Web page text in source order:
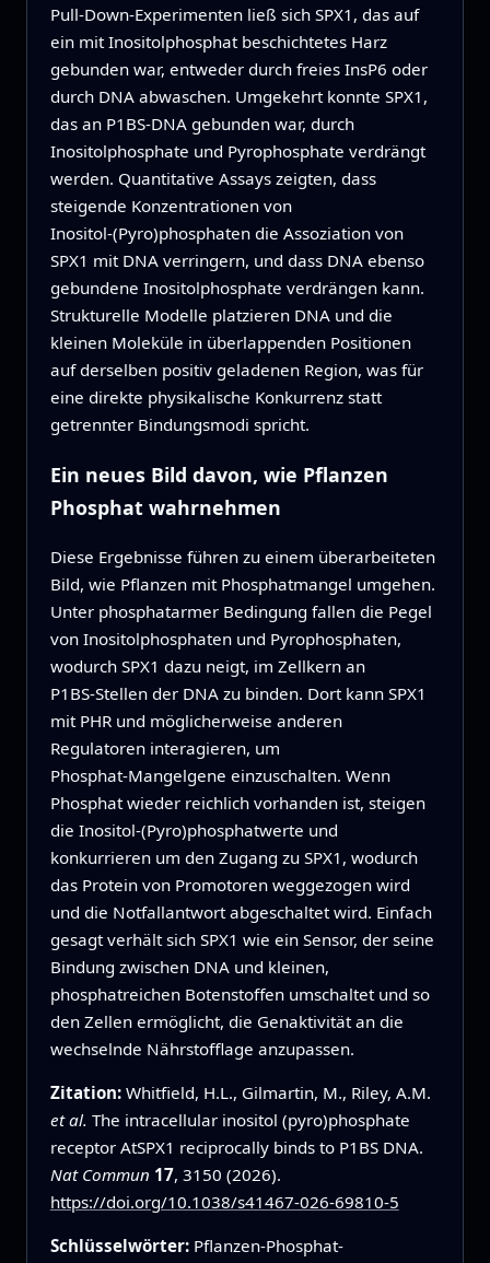
Pull‑Down‑Experimenten ließ sich SPX1, das auf
ein mit Inositolphosphat beschichtetes Harz
gebunden war, entweder durch freies InsP6 oder
durch DNA abwaschen. Umgekehrt konnte SPX1,
das an P1BS‑DNA gebunden war, durch
Inositolphosphate und Pyrophosphate verdrängt
werden. Quantitative Assays zeigten, dass
steigende Konzentrationen von
Inositol‑(Pyro)phosphaten die Assoziation von
SPX1 mit DNA verringern, und dass DNA ebenso
gebundene Inositolphosphate verdrängen kann.
Strukturelle Modelle platzieren DNA und die
kleinen Moleküle in überlappenden Positionen
auf derselben positiv geladenen Region, was für
eine direkte physikalische Konkurrenz statt
getrennter Bindungsmodi spricht.
Ein neues Bild davon, wie Pflanzen
Phosphat wahrnehmen
Diese Ergebnisse führen zu einem überarbeiteten
Bild, wie Pflanzen mit Phosphatmangel umgehen.
Unter phosphatarmer Bedingung fallen die Pegel
von Inositolphosphaten und Pyrophosphaten,
wodurch SPX1 dazu neigt, im Zellkern an
P1BS‑Stellen der DNA zu binden. Dort kann SPX1
mit PHR und möglicherweise anderen
Regulatoren interagieren, um
Phosphat‑Mangelgene einzuschalten. Wenn
Phosphat wieder reichlich vorhanden ist, steigen
die Inositol‑(Pyro)phosphatwerte und
konkurrieren um den Zugang zu SPX1, wodurch
das Protein von Promotoren weggezogen wird
und die Notfallantwort abgeschaltet wird. Einfach
gesagt verhält sich SPX1 wie ein Sensor, der seine
Bindung zwischen DNA und kleinen,
phosphatreichen Botenstoffen umschaltet und so
den Zellen ermöglicht, die Genaktivität an die
wechselnde Nährstofflage anzupassen.
Zitation: Whitfield, H.L., Gilmartin, M., Riley, A.M.
et al. The intracellular inositol (pyro)phosphate
receptor AtSPX1 reciprocally binds to P1BS DNA.
Nat Commun 17, 3150 (2026).
https://doi.org/10.1038/s41467-026-69810-5
Schlüsselwörter: Pflanzen-Phosphat-